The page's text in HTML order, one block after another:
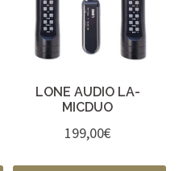
LONE AUDIO LA-
MICDUO
199,00€